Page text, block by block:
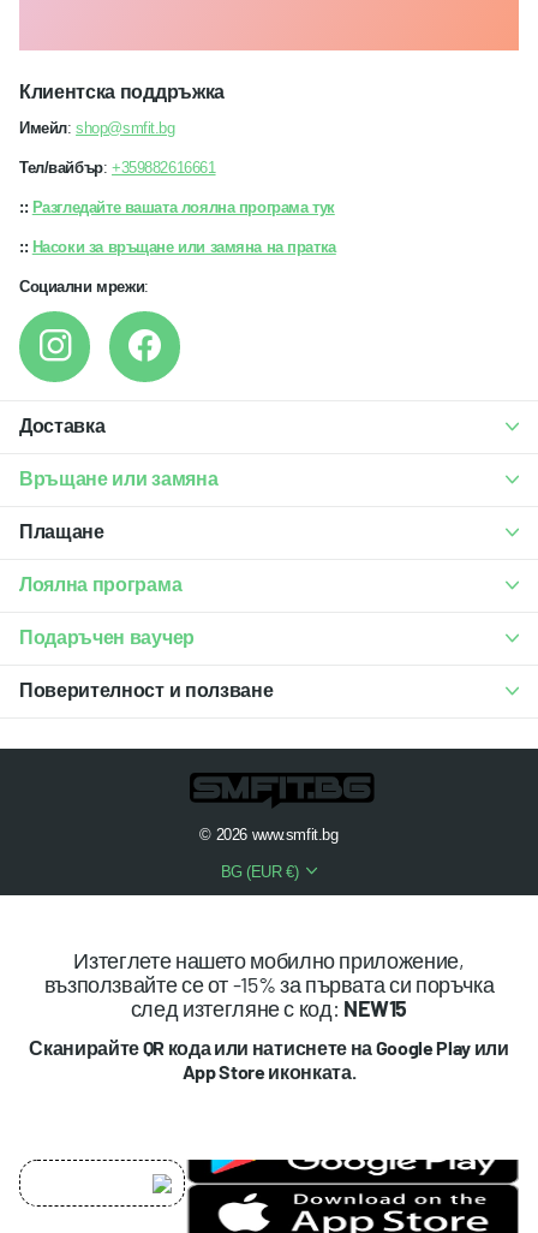
Доставка
Връщане или замяна
Плащане
Лоялна програма
Подаръчен ваучер
Поверителност и ползване
Клиентска поддръжка
Имейл:shop@smfit.bg
Тел/вайбър: +359882616661
:: Разгледайте вашата лоялна програма тук
:: Насоки за връщане или замяна на пратка
Социални мрежи:
© 2026www.smfit.bg
BG (EUR €)
Изтеглете нашето мобилно приложение,
възползвайте се от -15% за първата си поръчка
след изтегляне с код: NEW15
Сканирайте QR кода или натиснете на Google Play или
App Store иконката.